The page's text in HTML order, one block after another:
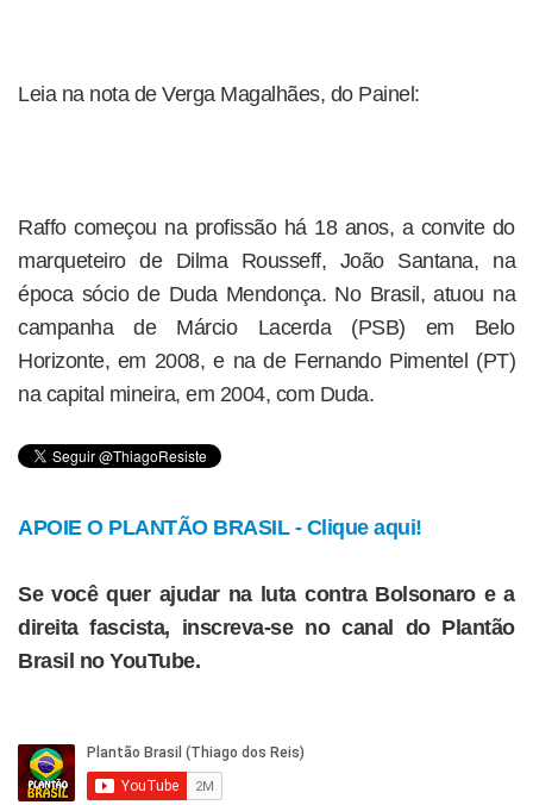
Leia na nota de Verga Magalhães, do Painel:
Raffo começou na profissão há 18 anos, a convite do
marqueteiro de Dilma Rousseff, João Santana, na
época sócio de Duda Mendonça. No Brasil, atuou na
campanha de Márcio Lacerda (PSB) em Belo
Horizonte, em 2008, e na de Fernando Pimentel (PT)
na capital mineira, em 2004, com Duda.
APOIE O PLANTÃO BRASIL - Clique aqui!
Se você quer ajudar na luta contra Bolsonaro e a
direita fascista, inscreva-se no canal do Plantão
Brasil no YouTube.